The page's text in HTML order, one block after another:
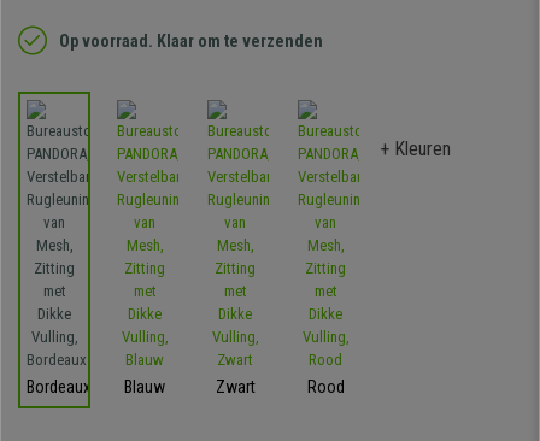
Op voorraad. Klaar om te verzenden
Bordeaux Blauw Zwart Rood
+ Kleuren